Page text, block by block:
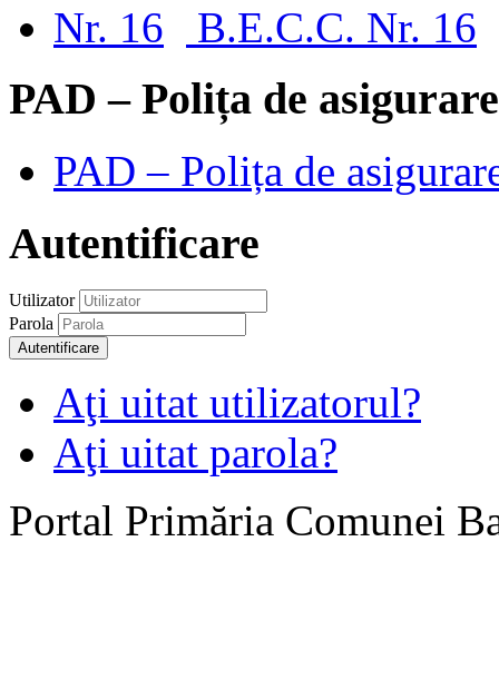
B.E.C.C. Nr. 16
PAD – Polița de asigurare
PAD – Polița de
Autentificare
Utilizator
Parola
Autentificare
Aţi uitat utilizatorul?
Aţi uitat parola?
Portal Primăria Comunei